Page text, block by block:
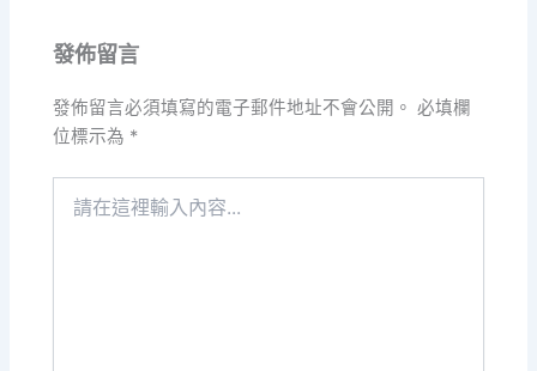
發佈留言
發佈留言必須填寫的電子郵件地址不會公開。 必填欄
位標示為 *